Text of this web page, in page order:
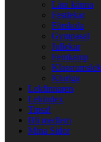
Lära känna
Festlekar
Förskola
Gympasal
Jullekar
Femkamp
Kluriga
Lekfinnaren
Lekindex
Tipsa!
Bli medlem
Mina Sidor